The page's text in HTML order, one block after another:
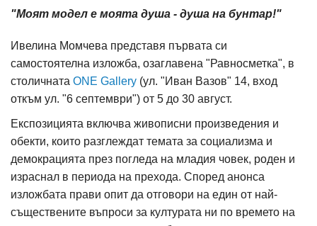
"Моят модел е моята душа - душа на бунтар!"
Ивелина Момчева представя първата си
самостоятелна изложба, озаглавена "Равносметка", в
столичната ONE Gallery (ул. "Иван Вазов" 14, вход
откъм ул. "6 септември") от 5 до 30 август.
Експозицията включва живописни произведения и
обекти, които разглеждат темата за социализма и
демокрацията през погледа на младия човек, роден и
израснал в периода на прехода. Според анонса
изложбата прави опит да отговори на един от най-
съществените въпроси за културата ни по времето на